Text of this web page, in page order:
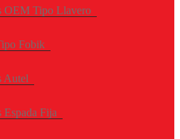
OEM Tipo Llavero
Fobik
Autel
Espada Fija